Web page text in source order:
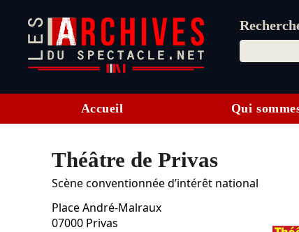
Accueil Qui
Théâtre de Privas
Scène conventionnée d’intérêt national
Place André-Malraux
07000 Privas